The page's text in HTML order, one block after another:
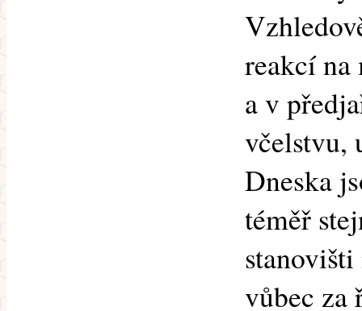
reakcí na
a v
včelstvu,
Dneska
téměř
vůbec za